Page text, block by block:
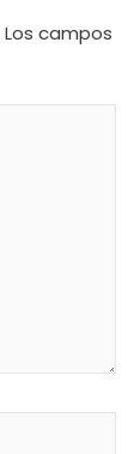
Los campos